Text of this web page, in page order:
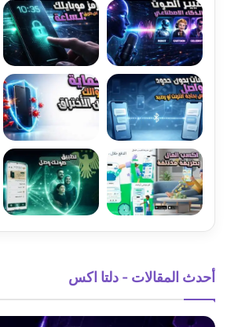
أحدث المقالات - دلتا اكس